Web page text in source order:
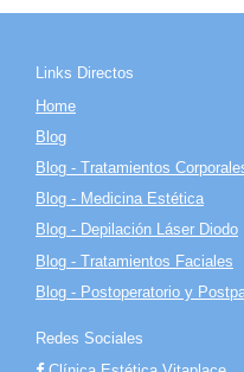
Links Directos
Home
Blog
Blog - Tratamientos
Blog - Medicina Estética
Blog - Depilación Láser Diodo
Blog - Tratamientos Faciales
Blog - Postoperatorio y
Redes Sociales